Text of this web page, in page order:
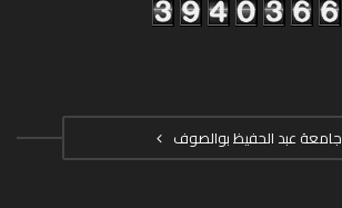
جامعة عبد الحفيظ بوالصوف